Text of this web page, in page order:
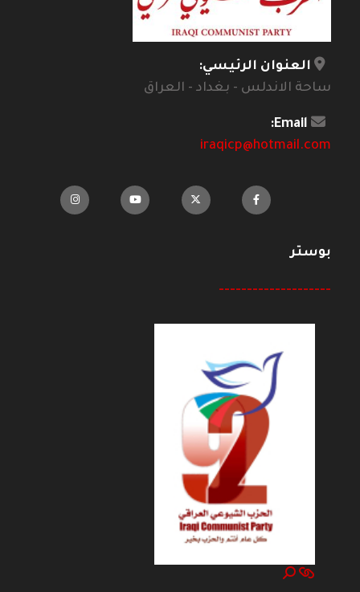
العنوان الرئيسي:
ساحة الاندلس - بغداد - العراق
Email:
iraqicp@hotmail.com
بوستر
--------------------